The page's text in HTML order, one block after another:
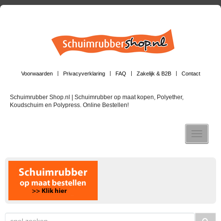
Voorwaarden Privacyverklaring FAQ Zakelijk & B2B Contact
Schuimrubber Shop.nl | Schuimrubber op maat kopen, Polyether,
Koudschuim en Polypress. Online Bestellen!
Toggle